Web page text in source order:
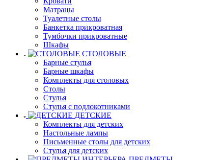
Матрацы
Туалетные столы
Банкетка прикроватная
Тумбочки прикроватные
Шкафы
СТОЛОВЫЕ
Барные стулья
Барные шкафы
Комплекты для столовых
Столы
Стулья
Стулья с подлокотниками
ДЕТСКИЕ
Комплекты для детских
Настольные лампы
Письменные столы для детских
Стулья для детских